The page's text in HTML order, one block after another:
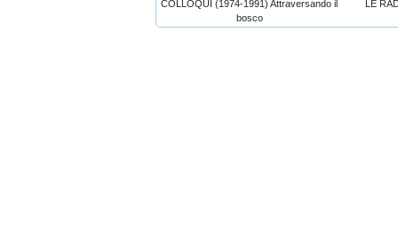
COLLOQUI (1974-1991) Attraversando il
bosco
LE